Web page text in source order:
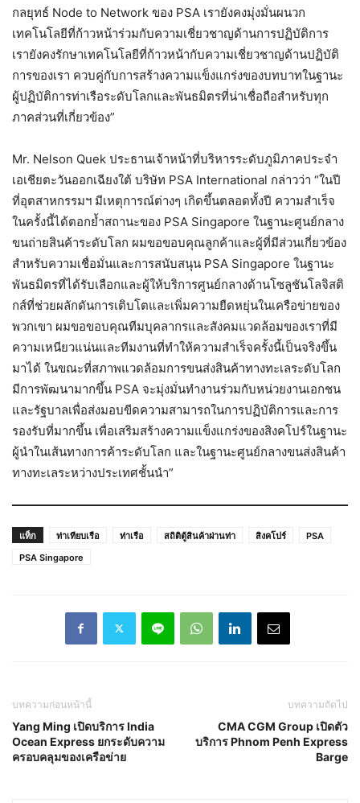
กลยุทธ์ Node to Network ของ PSA เรายังคงมุ่งมั่นผนวก
เทคโนโลยีที่ก้าวหน้าร่วมกับความเชี่ยวชาญด้านการปฏิบัติการ
เรายังคงรักษาเทคโนโลยีที่ก้าวหน้ากับความเชี่ยวชาญด้านปฏิบัติ
การของเรา ควบคู่กับการสร้างความแข็งแกร่งของบทบาทในฐานะ
ผู้ปฏิบัติการท่าเรือระดับโลกและพันธมิตรที่น่าเชื่อถือสำหรับทุก
ภาคส่วนที่เกี่ยวข้อง”
Mr. Nelson Quek ประธานเจ้าหน้าที่บริหารระดับภูมิภาคประจำ
เอเชียตะวันออกเฉียงใต้ บริษัท PSA International กล่าวว่า “ในปี
ที่อุตสาหกรรมฯ มีเหตุการณ์ต่างๆ เกิดขึ้นตลอดทั้งปี ความสำเร็จ
ในครั้งนี้ได้ตอกย้ำสถานะของ PSA Singapore ในฐานะศูนย์กลาง
ขนถ่ายสินค้าระดับโลก ผมขอขอบคุณลูกค้าและผู้ที่มีส่วนเกี่ยวข้อง
สำหรับความเชื่อมั่นและการสนับสนุน PSA Singapore ในฐานะ
พันธมิตรที่ได้รับเลือกและผู้ให้บริการศูนย์กลางด้านโซลูชันโลจิสติ
กส์ที่ช่วยผลักดันการเติบโตและเพิ่มความยืดหยุ่นในเครือข่ายของ
พวกเขา ผมขอขอบคุณทีมบุคลากรและสังคมแวดล้อมของเราที่มี
ความเหนียวแน่นและทีมงานที่ทำให้ความสำเร็จครั้งนี้เป็นจริงขึ้น
มาได้ ในขณะที่สภาพแวดล้อมการขนส่งสินค้าทางทะเลระดับโลก
มีการพัฒนามากขึ้น PSA จะมุ่งมั่นทำงานร่วมกับหน่วยงานเอกชน
และรัฐบาลเพื่อส่งมอบขีดความสามารถในการปฏิบัติการและการ
รองรับที่มากขึ้น เพื่อเสริมสร้างความแข็งแกร่งของสิงคโปร์ในฐานะ
ผู้นำในเส้นทางการค้าระดับโลก และในฐานะศูนย์กลางขนส่งสินค้า
ทางทะเลระหว่างประเทศชั้นนำ”
แท็ก ท่าเทียบเรือ ท่าเรือ สถิติตู้สินค้าผ่านท่า สิงคโปร์
PSA
PSA Singapore
บทความก่อนหน้านี้
Yang Ming เปิดบริการ India
Ocean Express ยกระดับความ
ครอบคลุมของเครือข่าย
บทความถัดไป
CMA CGM Group เปิดตัว
บริการ Phnom Penh Express
Barge